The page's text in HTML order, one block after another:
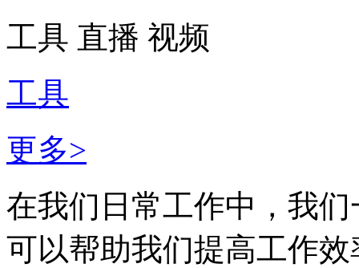
工具 直播 视频
工具
更多>
在我们日常工作中，我
可以帮助我们提高工作